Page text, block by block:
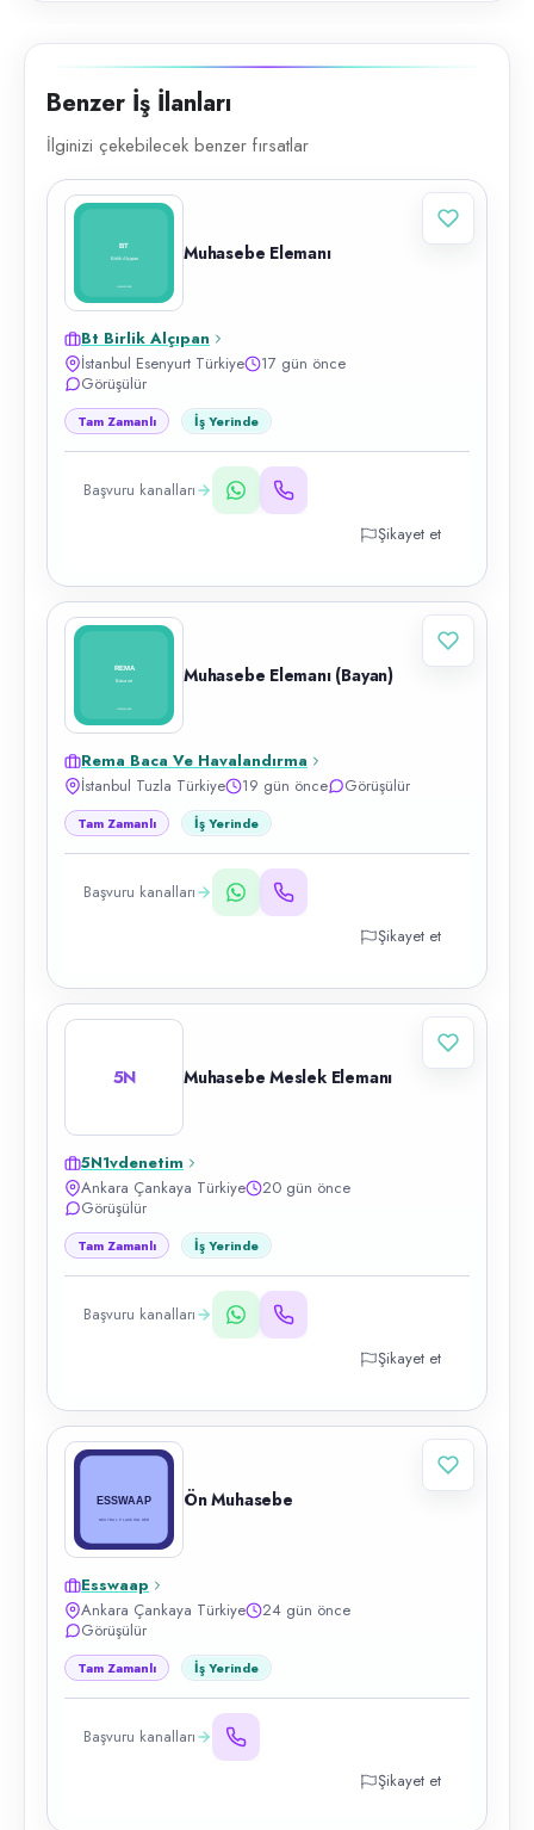
Benzer İş İlanları
İlginizi çekebilecek benzer fırsatlar
Muhasebe Elemanı
Bt Birlik Alçıpan
İstanbul Esenyurt Türkiye
17 gün önce
Görüşülür
Tam Zamanlı İş Yerinde
Başvuru kanalları
Şikayet et
Muhasebe Elemanı (Bayan)
Rema Baca Ve Havalandırma
İstanbul Tuzla Türkiye
19 gün önce Görüşülür
Tam Zamanlı İş Yerinde
Başvuru kanalları
Şikayet et
5N Muhasebe Meslek Elemanı
5N1vdenetim
Ankara Çankaya Türkiye
20 gün önce
Görüşülür
Tam Zamanlı İş Yerinde
Başvuru kanalları
Şikayet et
Ön Muhasebe
Esswaap
Ankara Çankaya Türkiye
24 gün önce
Görüşülür
Tam Zamanlı İş Yerinde
Başvuru kanalları
Şikayet et